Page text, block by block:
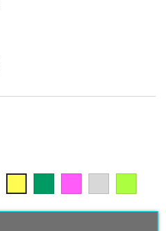
ArgentCitron